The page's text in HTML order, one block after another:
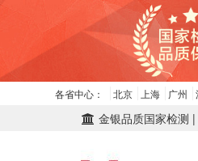
各省中心： 北京 上海 广州
金银品质国家检测